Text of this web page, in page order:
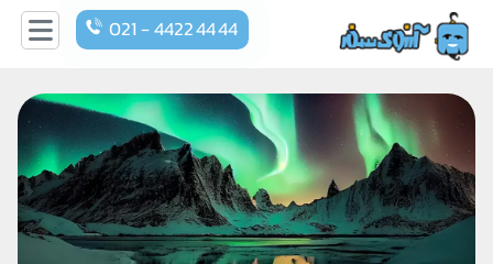
021 - 4422 44 44